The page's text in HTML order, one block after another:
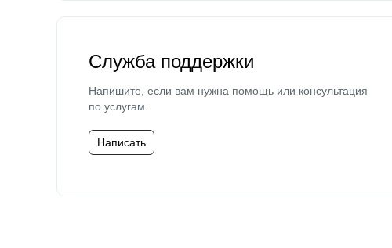
Служба поддержки
Напишите, если вам нужна помощь или консультация
по услугам.
Написать